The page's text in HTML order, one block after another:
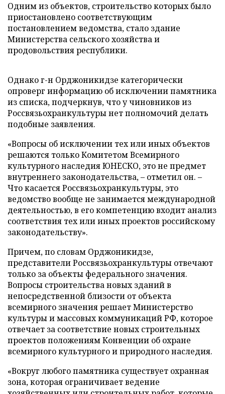
Одним из объектов, строительство которых было
приостановлено соответствующим
постановлением ведомства, стало здание
Министерства сельского хозяйства и
продовольствия республики.
Однако г-н Орджоникидзе категорически
опроверг информацию об исключении памятника
из списка, подчеркнув, что у чиновников из
Россвязьохранкультуры нет полномочий делать
подобные заявления.
«Вопросы об исключении тех или иных объектов
решаются только Комитетом Всемирного
культурного наследия ЮНЕСКО, это не предмет
внутреннего законодательства, – отметил он. –
Что касается Россвязьохранкультуры, это
ведомство вообще не занимается международной
деятельностью, в его компетенцию входит анализ
соответствия тех или иных проектов российскому
законодательству».
Причем, по словам Орджоникидзе,
представители Россвязьохранкультуры отвечают
только за объекты федерального значения.
Вопросы строительства новых зданий в
непосредственной близости от объекта
всемирного значения решает Министерство
культуры и массовых коммуникаций РФ, которое
отвечает за соответствие новых строительных
проектов положениям Конвенции об охране
всемирного культурного и природного наследия.
«Вокруг любого памятника существует охранная
зона, которая ограничивает ведение